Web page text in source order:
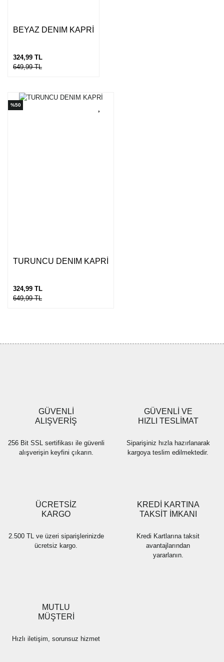
BEYAZ DENIM KAPRİ
324,99 TL
649,99 TL
%50
TURUNCU DENIM KAPRİ
324,99 TL
649,99 TL
GÜVENLİ
ALIŞVERİŞ
256 Bit SSL sertifikası ile güvenli
alışverişin keyfini çıkarın.
GÜVENLİ VE
HIZLI TESLİMAT
Siparişiniz hızla hazırlanarak
kargoya teslim edilmektedir.
ÜCRETSİZ
KARGO
2.500 TL ve üzeri siparişlerinizde
ücretsiz kargo.
KREDİ KARTINA
TAKSİT İMKANI
Kredi Kartlarına taksit
avantajlarından
yararlanın.
MUTLU
MÜŞTERİ
Hızlı iletişim, sorunsuz hizmet